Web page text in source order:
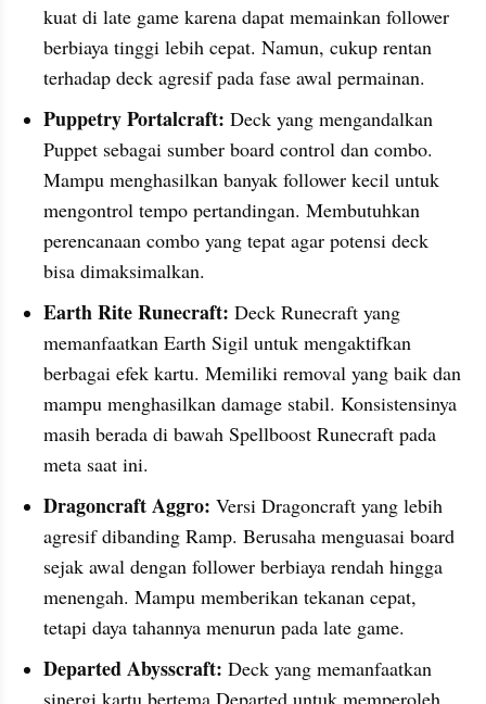
kuat di late game karena dapat memainkan follower
berbiaya tinggi lebih cepat. Namun, cukup rentan
terhadap deck agresif pada fase awal permainan.
Puppetry Portalcraft: Deck yang mengandalkan
Puppet sebagai sumber board control dan combo.
Mampu menghasilkan banyak follower kecil untuk
mengontrol tempo pertandingan. Membutuhkan
perencanaan combo yang tepat agar potensi deck
bisa dimaksimalkan.
Earth Rite Runecraft: Deck Runecraft yang
memanfaatkan Earth Sigil untuk mengaktifkan
berbagai efek kartu. Memiliki removal yang baik dan
mampu menghasilkan damage stabil. Konsistensinya
masih berada di bawah Spellboost Runecraft pada
meta saat ini.
Dragoncraft Aggro: Versi Dragoncraft yang lebih
agresif dibanding Ramp. Berusaha menguasai board
sejak awal dengan follower berbiaya rendah hingga
menengah. Mampu memberikan tekanan cepat,
tetapi daya tahannya menurun pada late game.
Departed Abysscraft: Deck yang memanfaatkan
sinergi kartu bertema Departed untuk memperoleh